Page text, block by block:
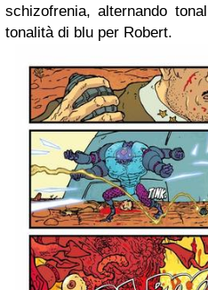
schizofrenia, alternando
tonalità di blu per Robert.